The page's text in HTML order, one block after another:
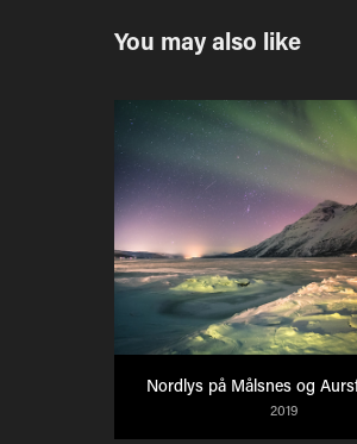
You may also like
Nordlys på Målsnes og
2019